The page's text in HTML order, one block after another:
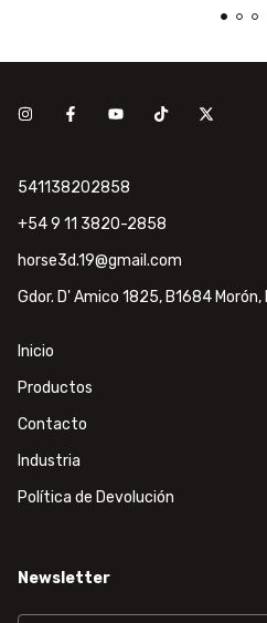
541138202858
+54 9 11 3820-2858
horse3d.19@gmail.com
Gdor. D' Amico 1825, B1684
Inicio
Productos
Contacto
Industria
Política de Devolución
Newsletter